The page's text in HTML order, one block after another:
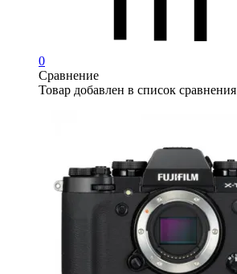
0
Сравнение
Товар добавлен в список сравнения